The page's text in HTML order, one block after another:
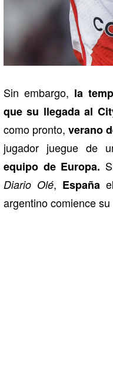
Sin embargo, la
que su llegada al
como pronto, verano
jugador juegue de
equipo de Europa.
Diario Olé, España
argentino comience